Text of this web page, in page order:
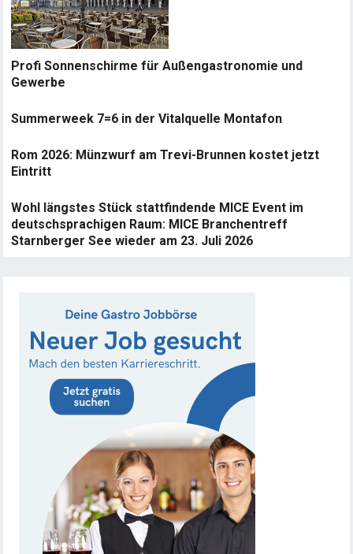
Profi Sonnenschirme für Außengastronomie und
Gewerbe
Summerweek 7=6 in der Vitalquelle Montafon
Rom 2026: Münzwurf am Trevi-Brunnen kostet jetzt
Eintritt
Wohl längstes Stück stattfindende MICE Event im
deutschsprachigen Raum: MICE Branchentreff
Starnberger See wieder am 23. Juli 2026